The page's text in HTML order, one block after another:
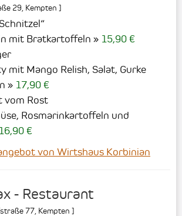
29 Kempten ]
mit Bratkartoffeln
15,90 €
mit Mango Relish, Salat, Gurke
17,90 €
vom Rost
Rosmarinkartoffeln und
16,90 €
von Wirtshaus Korbinian
- Restaurant
77 Kempten ]